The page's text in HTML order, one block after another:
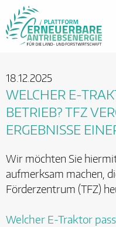
18.12.2025
WELCHER E-
BETRIEB? TFZ
ERGEBNISSE
Wir möchten Sie
aufmerksam machen,
Förderzentrum (TFZ)
Welcher E-Traktor